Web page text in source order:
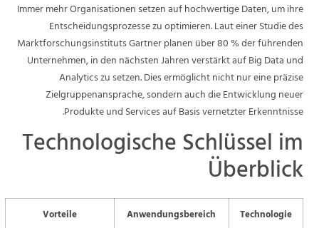
Immer mehr Organisationen setzen auf hochwertige Daten, um ihre
Entscheidungsprozesse zu optimieren. Laut einer Studie des
Marktforschungsinstituts Gartner planen über 80 % der führenden
Unternehmen, in den nächsten Jahren verstärkt auf Big Data und
Analytics zu setzen. Dies ermöglicht nicht nur eine präzise
Zielgruppenansprache, sondern auch die Entwicklung neuer
Produkte und Services auf Basis vernetzter Erkenntnisse.
Technologische Schlüssel im
Überblick
Technologie
Anwendungsbereich
Vorteile